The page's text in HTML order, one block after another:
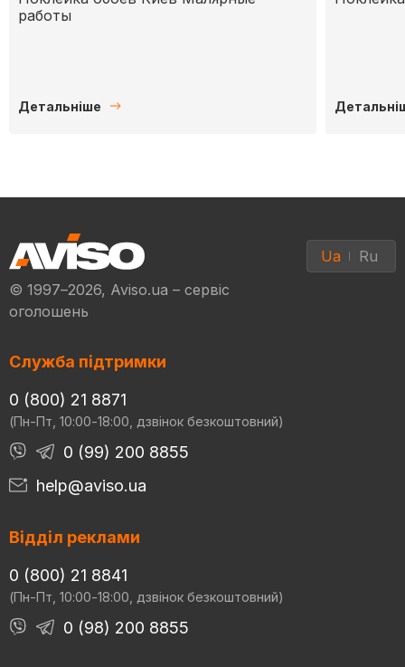
работы
Детальніше
© 1997–2026, Aviso.ua – сервіс
оголошень
Ua Ru
Служба підтримки
0 (800) 21 8871
(Пн-Пт, 10:00-18:00, дзвінок безкоштовний)
0 (99) 200 8855
help@aviso.ua
Відділ реклами
0 (800) 21 8841
(Пн-Пт, 10:00-18:00, дзвінок безкоштовний)
0 (98) 200 8855